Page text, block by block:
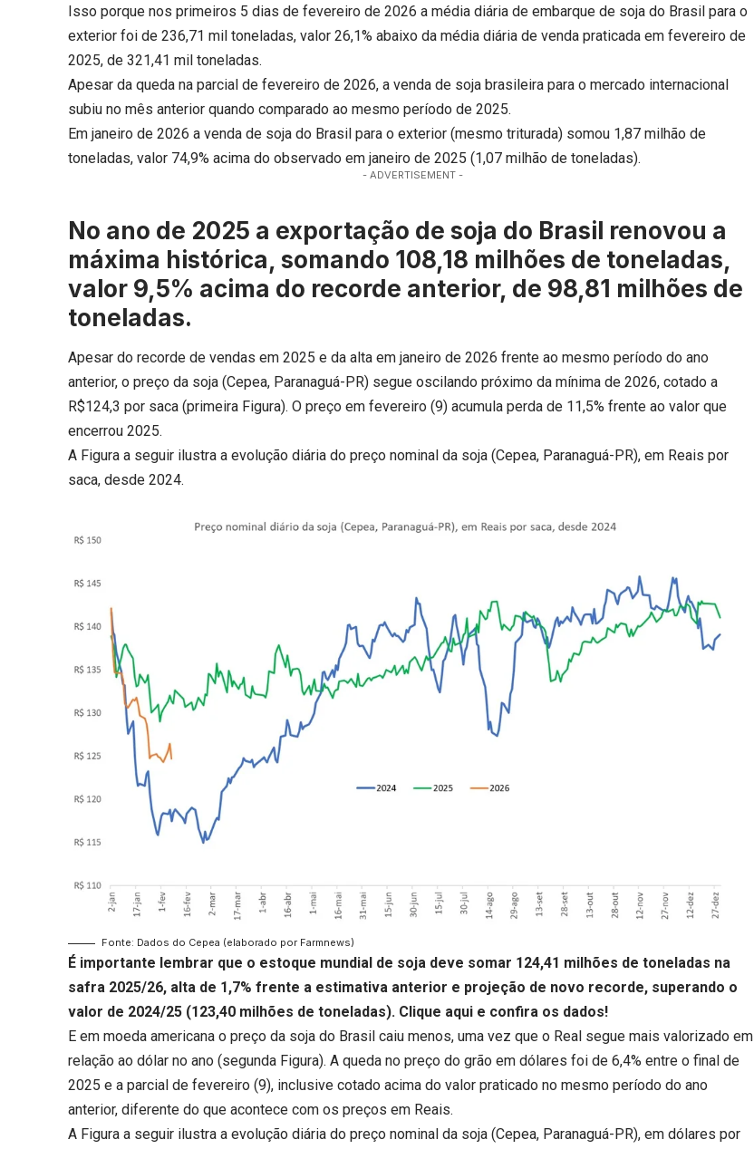
Isso porque nos primeiros 5 dias de fevereiro de 2026 a média diária de embarque de soja do Brasil para o
exterior foi de 236,71 mil toneladas, valor 26,1% abaixo da média diária de venda praticada em fevereiro de
2025, de 321,41 mil toneladas.
Apesar da queda na parcial de fevereiro de 2026, a venda de soja brasileira para o mercado internacional
subiu no mês anterior quando comparado ao mesmo período de 2025.
Em janeiro de 2026 a venda de soja do Brasil para o exterior (mesmo triturada) somou 1,87 milhão de
toneladas, valor 74,9% acima do observado em janeiro de 2025 (1,07 milhão de toneladas).
- ADVERTISEMENT -
No ano de 2025 a exportação de soja do Brasil renovou a
máxima histórica, somando 108,18 milhões de toneladas,
valor 9,5% acima do recorde anterior, de 98,81 milhões de
toneladas.
Apesar do recorde de vendas em 2025 e da alta em janeiro de 2026 frente ao mesmo período do ano
anterior, o preço da soja (Cepea, Paranaguá-PR) segue oscilando próximo da mínima de 2026, cotado a
R$124,3 por saca (primeira Figura). O preço em fevereiro (9) acumula perda de 11,5% frente ao valor que
encerrou 2025.
A Figura a seguir ilustra a evolução diária do preço nominal da soja (Cepea, Paranaguá-PR), em Reais por
saca, desde 2024.
Fonte: Dados do Cepea (elaborado por Farmnews)
É importante lembrar que o estoque mundial de soja deve somar 124,41 milhões de toneladas na
safra 2025/26, alta de 1,7% frente a estimativa anterior e projeção de novo recorde, superando o
valor de 2024/25 (123,40 milhões de toneladas). Clique aqui e confira os dados!
E em moeda americana o preço da soja do Brasil caiu menos, uma vez que o Real segue mais valorizado em
relação ao dólar no ano (segunda Figura). A queda no preço do grão em dólares foi de 6,4% entre o final de
2025 e a parcial de fevereiro (9), inclusive cotado acima do valor praticado no mesmo período do ano
anterior, diferente do que acontece com os preços em Reais.
A Figura a seguir ilustra a evolução diária do preço nominal da soja (Cepea, Paranaguá-PR), em dólares por